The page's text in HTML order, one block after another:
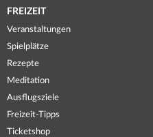
FREIZEIT
Veranstaltungen
Spielplätze
Rezepte
Meditation
Ausflugsziele
Freizeit-Tipps
Ticketshop